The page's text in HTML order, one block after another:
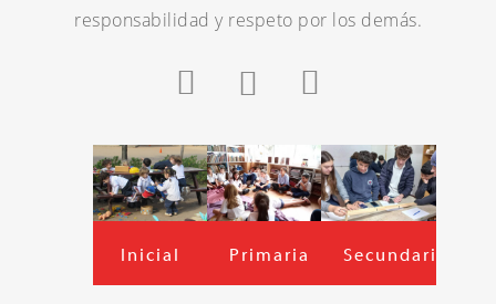
responsabilidad y respeto por los demás.
Inicial Primaria Secundaria